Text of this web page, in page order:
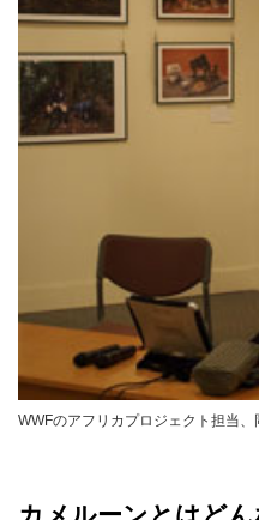
WWFのアフリカプロジェクト担当、
カメルーンとはどん